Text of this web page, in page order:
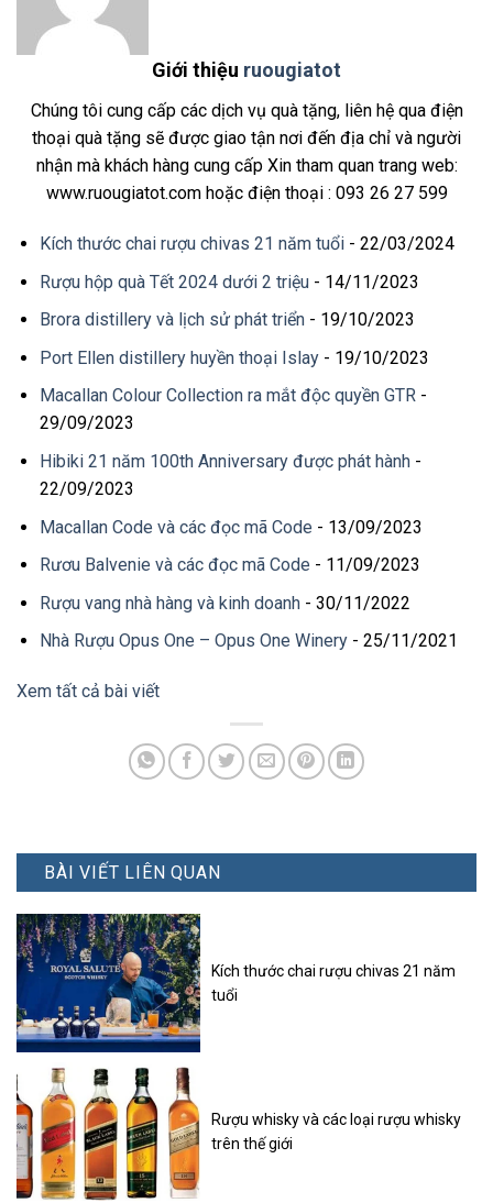
Giới thiệu ruougiatot
Chúng tôi cung cấp các dịch vụ quà tặng, liên hệ qua điện
thoại quà tặng sẽ được giao tận nơi đến địa chỉ và người
nhận mà khách hàng cung cấp Xin tham quan trang web:
www.ruougiatot.com hoặc điện thoại : 093 26 27 599
Kích thước chai rượu chivas 21 năm tuổi - 22/03/2024
Rượu hộp quà Tết 2024 dưới 2 triệu - 14/11/2023
Brora distillery và lịch sử phát triển - 19/10/2023
Port Ellen distillery huyền thoại Islay - 19/10/2023
Macallan Colour Collection ra mắt độc quyền GTR -
29/09/2023
Hibiki 21 năm 100th Anniversary được phát hành -
22/09/2023
Macallan Code và các đọc mã Code - 13/09/2023
Rươu Balvenie và các đọc mã Code - 11/09/2023
Rượu vang nhà hàng và kinh doanh - 30/11/2022
Nhà Rượu Opus One – Opus One Winery - 25/11/2021
Xem tất cả bài viết
BÀI VIẾT LIÊN QUAN
Kích thước chai rượu chivas 21 năm
tuổi
Rượu whisky và các loại rượu whisky
trên thế giới